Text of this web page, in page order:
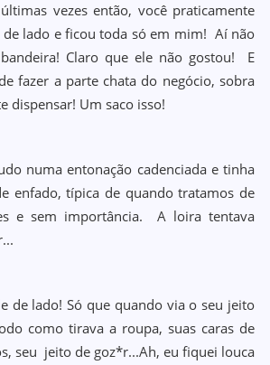
vezes então, você praticamente
lado e ficou toda só em mim! Aí não
Claro que ele não gostou! E
fazer a parte chata do negócio, sobra
dispensar! Um saco isso!
numa entonação cadenciada e tinha
enfado, típica de quando tratamos de
e sem importância. A loira tentava
de lado! Só que quando via o seu jeito
como tirava a roupa, suas caras de
seu jeito de goz*r...Ah, eu fiquei louca